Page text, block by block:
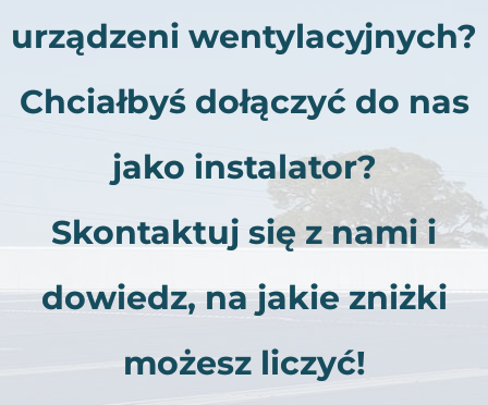
urządzeni wentylacyjnych?
Chciałbyś dołączyć do nas
jako instalator?
Skontaktuj się z nami i
dowiedz, na jakie zniżki
możesz liczyć!